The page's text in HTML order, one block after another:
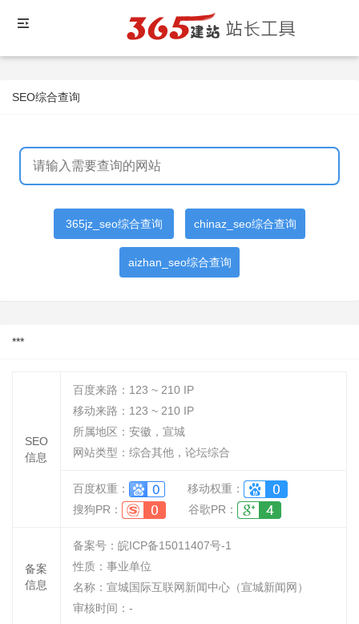
SEO综合查询
365jz_seo综合查询 chinaz_seo综合查询
aizhan_seo综合查询
***
SEO
信息
百度来路： 123 ~ 210 IP
移动来路： 123 ~ 210 IP
所属地区：安徽，宣城
网站类型：综合其他，论坛综合
百度权重：
移动权重：
搜狗PR：
谷歌PR：
备案
信息
备案号：皖ICP备15011407号-1
性质： 事业单位
名称： 宣城国际互联网新闻中心（宣城新闻网）
审核时间： -